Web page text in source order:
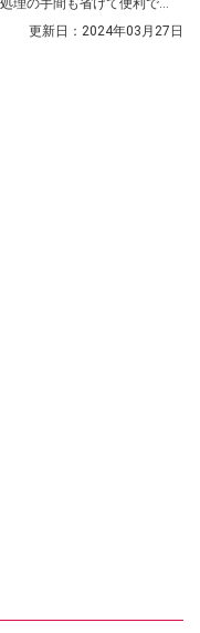
理の手間も省けて便利で
更新日： 2024年03月27日